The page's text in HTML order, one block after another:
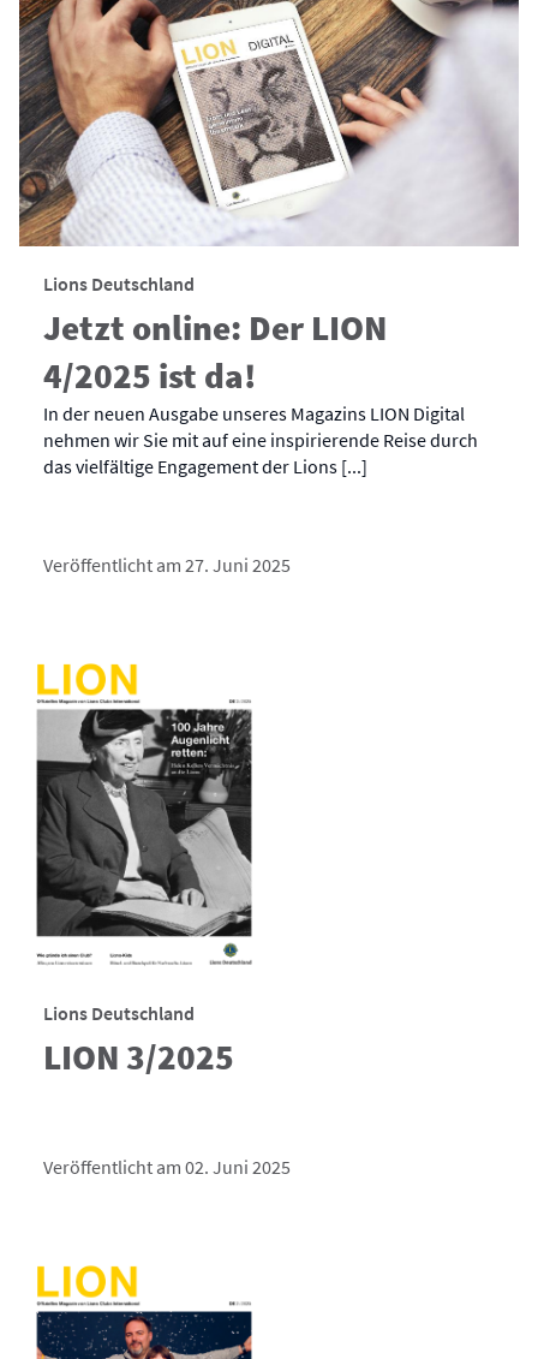
Lions Deutschland
Jetzt online: Der LION
4/2025 ist da!
In der neuen Ausgabe unseres Magazins LION Digital
nehmen wir Sie mit auf eine inspirierende Reise durch
das vielfältige Engagement der Lions [...]
Veröffentlicht am 27. Juni 2025
Lions Deutschland
LION 3/2025
Veröffentlicht am 02. Juni 2025